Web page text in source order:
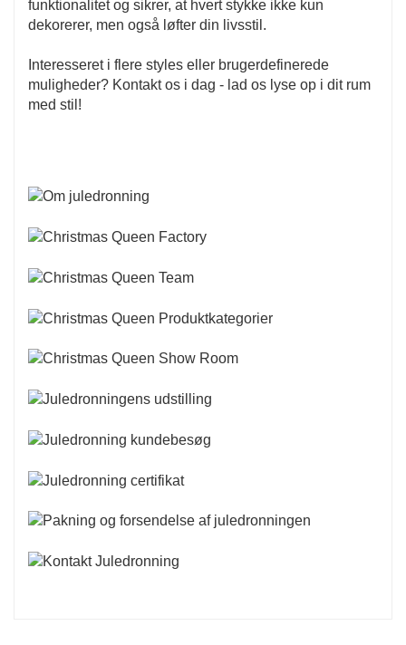
funktionalitet og sikrer, at hvert stykke ikke kun
dekorerer, men også løfter din livsstil.
Interesseret i flere styles eller brugerdefinerede
muligheder? Kontakt os i dag - lad os lyse op i dit rum
med stil!